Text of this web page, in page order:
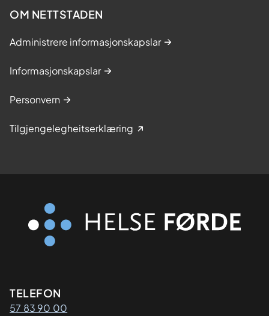
OM NETTSTADEN
Administrere informasjonskapslar
Informasjonskapslar
Personvern
Tilgjengelegheitserklæring
Kontaktinformasjon
TELEFON
57 83 90 00